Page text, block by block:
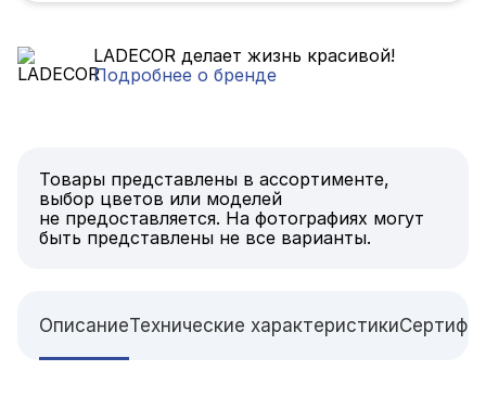
LADECOR делает жизнь красивой!
Подробнее о бренде
Товары представлены в ассортименте,
выбор цветов или моделей
не предоставляется. На фотографиях могут
быть представлены не все варианты.
ОписаниеТехнические характеристики